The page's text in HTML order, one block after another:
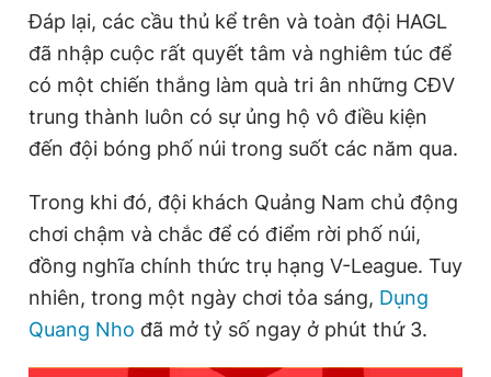
Giấy phép xuất bản số 110/GP - BTTTT cấp ngày 24.3.2020
© 2003-2026 Bản quyền thuộc về Báo Thanh Niên. Cấm sao
chép dưới mọi hình thức nếu không có sự chấp thuận bằng văn
bản. Phát triển bởi ePi Technologies, JSC.
Đáp lại, các cầu thủ kể trên và toàn đội HAGL
đã nhập cuộc rất quyết tâm và nghiêm túc để
có một chiến thắng làm quà tri ân những CĐV
trung thành luôn có sự ủng hộ vô điều kiện
đến đội bóng phố núi trong suốt các năm qua.
Trong khi đó, đội khách Quảng Nam chủ động
chơi chậm và chắc để có điểm rời phố núi,
đồng nghĩa chính thức trụ hạng V-League. Tuy
nhiên, trong một ngày chơi tỏa sáng, Dụng
Quang Nho đã mở tỷ số ngay ở phút thứ 3.